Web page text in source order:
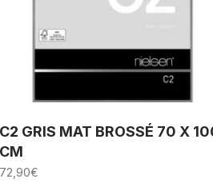
C2 GRIS MAT BROSSÉ 70 X
CM
72,90€